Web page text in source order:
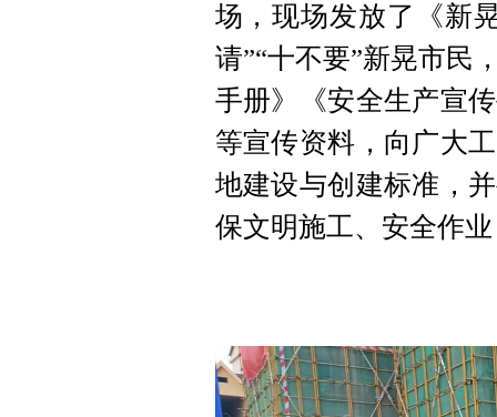
场，现场发放了《新
请”“十不要”新晃市民
手册》《安全生产宣
等宣传资料， 向广大
地建设与创建标准，
保文明施工、安全作